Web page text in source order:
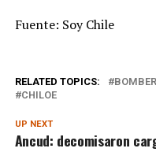
Fuente: Soy Chile
RELATED TOPICS:
CHILOE
UP NEXT
Ancud: decomisaron